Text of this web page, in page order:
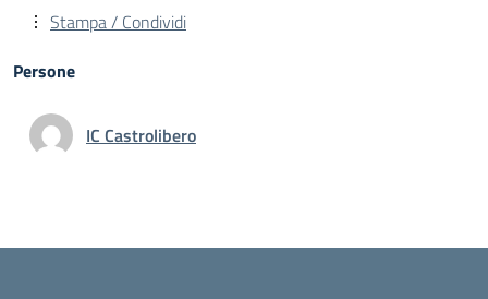
Stampa / Condividi
Persone
IC Castrolibero